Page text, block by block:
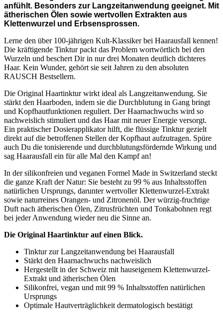
anfühlt. Besonders zur Langzeitanwendung geeignet. Mit
ätherischen Ölen sowie wertvollen Extrakten aus
Klettenwurzel und Erbsensprossen.
Lerne den über 100-jährigen Kult-Klassiker bei Haarausfall kennen!
Die kräftigende Tinktur packt das Problem wortwörtlich bei den
Wurzeln und beschert Dir in nur drei Monaten deutlich dichteres
Haar. Kein Wunder, gehört sie seit Jahren zu den absoluten
RAUSCH Bestsellern.
Die Original Haartinktur wirkt ideal als Langzeitanwendung. Sie
stärkt den Haarboden, indem sie die Durchblutung in Gang bringt
und Kopfhautfunktionen reguliert. Der Haarnachwuchs wird so
nachweislich stimuliert und das Haar mit neuer Energie versorgt.
Ein praktischer Dosierapplikator hilft, die flüssige Tinktur gezielt
direkt auf die betroffenen Stellen der Kopfhaut aufzutragen. Spüre
auch Du die tonisierende und durchblutungsfördernde Wirkung und
sag Haarausfall ein für alle Mal den Kampf an!
In der silikonfreien und veganen Formel Made in Switzerland steckt
die ganze Kraft der Natur: Sie besteht zu 99 % aus Inhaltsstoffen
natürlichen Ursprungs, darunter wertvoller Klettenwurzel-Extrakt
sowie naturreines Orangen- und Zitronenöl. Der würzig-fruchtige
Duft nach ätherischen Ölen, Zitrusfrüchten und Tonkabohnen regt
bei jeder Anwendung wieder neu die Sinne an.
Die Original Haartinktur auf einen Blick.
Tinktur zur Langzeitanwendung bei Haarausfall
Stärkt den Haarnachwuchs nachweislich
Hergestellt in der Schweiz mit hauseigenem Klettenwurzel-
Extrakt und ätherischen Ölen
Silikonfrei, vegan und mit 99 % Inhaltsstoffen natürlichen
Ursprungs
Optimale Hautverträglichkeit dermatologisch bestätigt